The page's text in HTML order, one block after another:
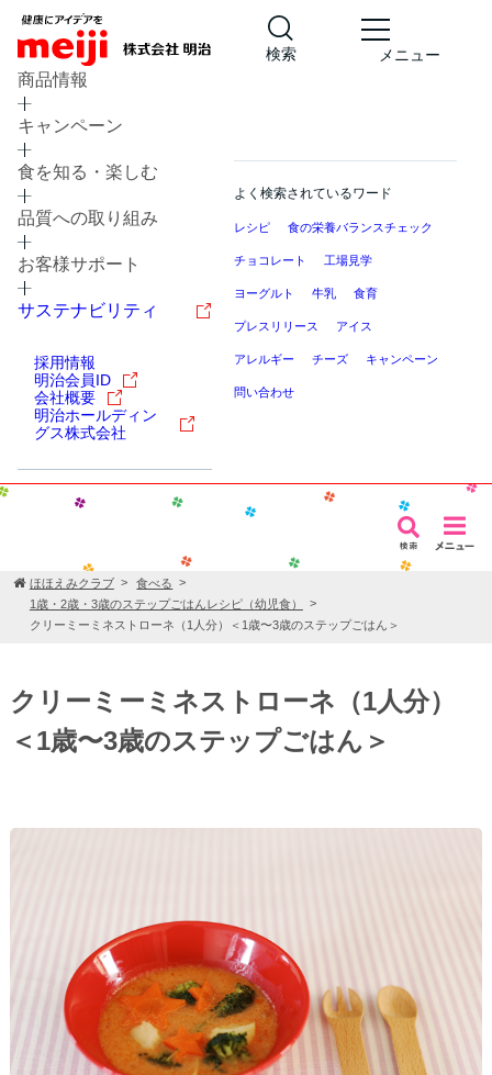
検索 メニュー
商品情報
キャンペーン
食を知る・楽しむ
品質への取り組み
お客様サポート
サステナビリティ
採用情報
明治会員ID
会社概要
明治ホールディン
グス株式会社
よく検索されているワード
レシピ 食の栄養バランスチェック
チョコレート 工場見学
ヨーグルト 牛乳 食育
プレスリリース アイス
アレルギー チーズ キャンペーン
問い合わせ
ほほえみクラブ
食べる
1歳・2歳・3歳のステップごはんレシピ（幼児食）
クリーミーミネストローネ（1人分）＜1歳〜3歳のステップごはん＞
クリーミーミネストローネ（1人分）
＜1歳〜3歳のステップごはん＞